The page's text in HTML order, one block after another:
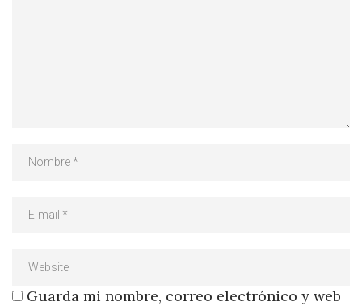
Guarda mi nombre, correo electrónico y web